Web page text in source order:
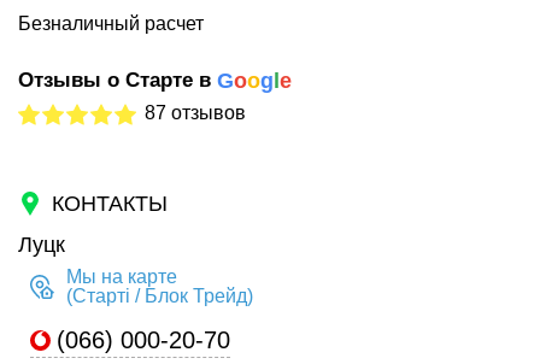
Безналичный расчет
Отзывы о Старте в Goog e
87 отзывов
КОНТАКТЫ
Луцк
Мы на карте
(Старті / Блок Трейд)
(066) 000-20-70